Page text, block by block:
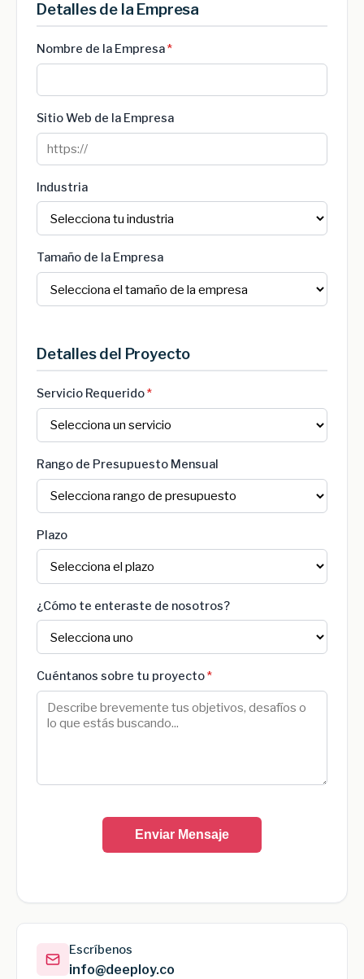
Escríbenos
info@deeploy.co
Detalles de la Empresa
Nombre de la Empresa*
Sitio Web de la Empresa
Industria
Tamaño de la Empresa
Detalles del Proyecto
Servicio Requerido*
Rango de Presupuesto Mensual
Plazo
¿Cómo te enteraste de nosotros?
Cuéntanos sobre tu proyecto*
Enviar Mensaje